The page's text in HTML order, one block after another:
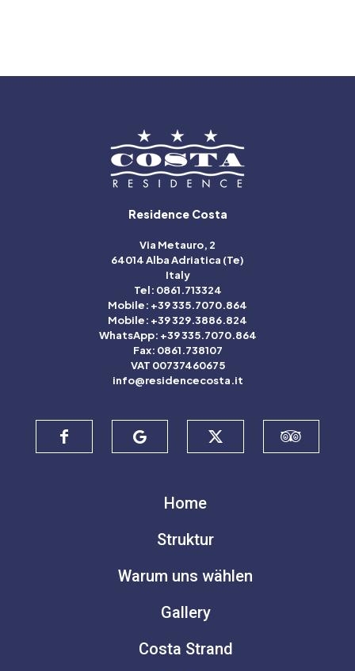
Residence Costa
Via Metauro, 2
64014 Alba Adriatica (Te)
Italy
Tel: 0861.713324
Mobile: +39 335.7070.864
Mobile: +39 329.3886.824
WhatsApp: +39 335.7070.864
Fax: 0861.738107
VAT 00737460675
info@residencecosta.it
Home
Struktur
Warum uns wählen
Gallery
Costa Strand